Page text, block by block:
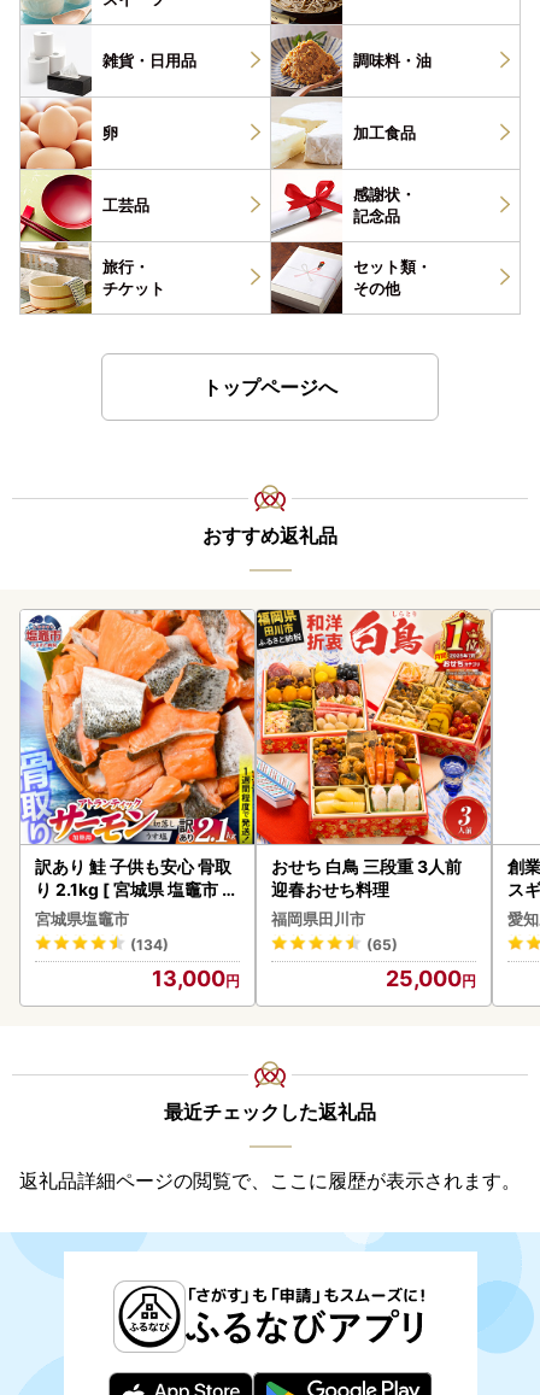
雑貨・ 日用品 調味料・ 油
卵 加工食品
工芸品
感謝状・
記念品
旅行・
チケット
セット類・
その他
トップページへ
おすすめ返礼品
訳あり 鮭 子供も安心 骨取
り 2.1kg [ 宮城県 塩竈市 ]
鮭
宮城県塩竈市
(134)
13,000
おせち 白鳥 三段重 3人前
迎春おせち料理
福岡県田川市
(65)
25,000
創
ス
み
惣
ン
愛
最近チェックした返礼品
返礼品詳細ページの閲覧で、ここに履歴が表示されます。